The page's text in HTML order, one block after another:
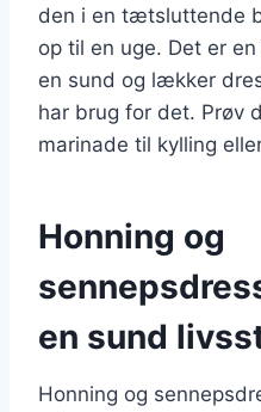
den i en tætsluttende
op til en uge. Det er
en sund og lækker
har brug for det. Prøv
marinade til kylling
Honning og
en sund
Honning og